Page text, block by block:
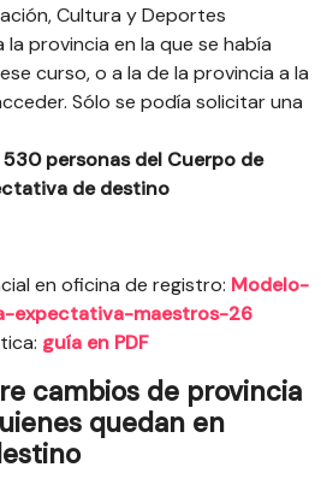
Cultura y Deportes
provincia en la que se había
curso, o a la de la provincia a la
Sólo se podía solicitar una
personas del Cuerpo de
de destino
en oficina de registro: Modelo-
expectativa-maestros-26
guía en PDF
cambios de provincia
quedan en